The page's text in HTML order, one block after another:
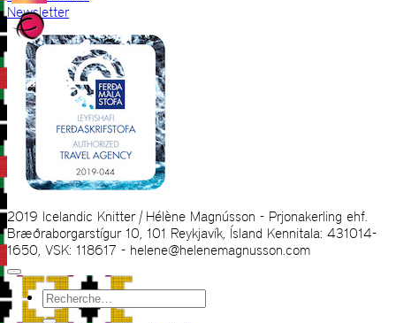
Newsletter
2019 Icelandic Knitter | Hélène Magnússon - Prjonakerling ehf.
Bræðraborgarstígur 10, 101 Reykjavík, Ísland Kennitala: 431014-
1650, VSK: 118617 - helene@helenemagnusson.com
Recherche
pour :